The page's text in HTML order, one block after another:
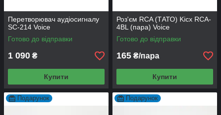
Перетворювач аудіосигналу
SC-214 Voice
Готово до відправки
1 090 ₴
Купити
Роз'єм RCA (ТАТО) Kicx RCA-
4BL (пара) Voice
Готово до відправки
165 ₴/пара
Купити
Подарунок Подарунок